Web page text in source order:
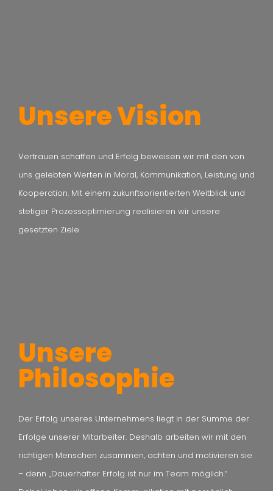
Unsere Vision
Vertrauen schaffen und Erfolg beweisen wir mit den von
uns gelebten Werten in Moral, Kommunikation, Leistung und
Kooperation. Mit einem zukunftsorientierten Weitblick und
stetiger Prozessoptimierung realisieren wir unsere
gesetzten Ziele.
Unsere
Philosophie
Der Erfolg unseres Unternehmens liegt in der Summe der
Erfolge unserer Mitarbeiter. Deshalb arbeiten wir mit den
richtigen Menschen zusammen, achten und motivieren sie
– denn „Dauerhafter Erfolg ist nur im Team möglich.“